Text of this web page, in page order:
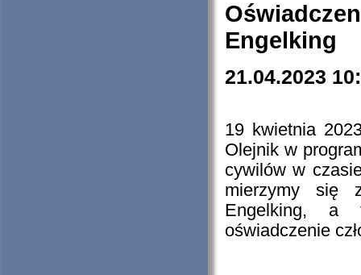
Engelking
21.04.2023
19 kwietnia
Olejnik w
cywilów w
mierzymy się
Engelking, a
oświadczenie